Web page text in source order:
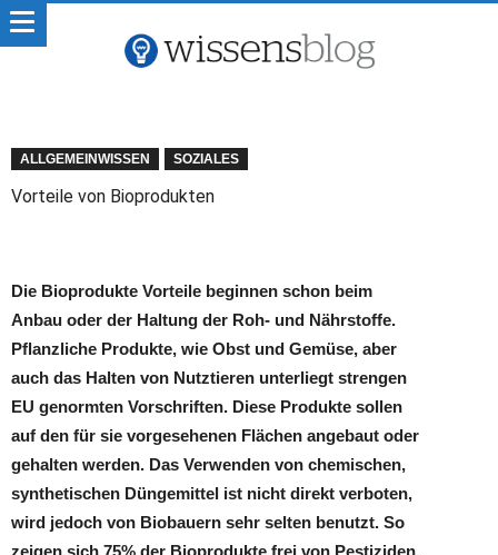
ALLGEMEINWISSEN SOZIALES
Vorteile von Bioprodukten
Die Bioprodukte Vorteile beginnen schon beim
Anbau oder der Haltung der Roh- und Nährstoffe.
Pflanzliche Produkte, wie Obst und Gemüse, aber
auch das Halten von Nutztieren unterliegt strengen
EU genormten Vorschriften. Diese Produkte sollen
auf den für sie vorgesehenen Flächen angebaut oder
gehalten werden. Das Verwenden von chemischen,
synthetischen Düngemittel ist nicht direkt verboten,
wird jedoch von Biobauern sehr selten benutzt. So
zeigen sich 75% der Bioprodukte frei von Pestiziden.